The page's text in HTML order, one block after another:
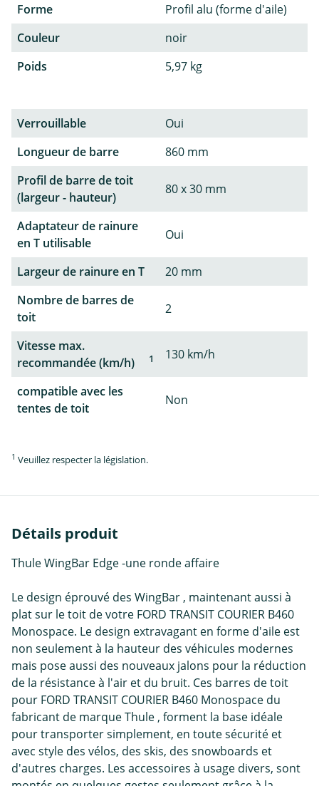
Forme
Profil alu (forme d'aile)
Couleur
noir
Poids
5,97 kg
Verrouillable
Oui
Longueur de barre
860 mm
Profil de barre de toit
(largeur - hauteur)
80 x 30 mm
Adaptateur de rainure
en T utilisable
Oui
Largeur de rainure en T
20 mm
Nombre de barres de
toit
2
Vitesse max.
recommandée (km/h)
1 130 km/h
compatible avec les
tentes de toit
Non
1 Veuillez respecter la législation.
Détails produit
Thule WingBar Edge -une ronde affaire
Le design éprouvé des WingBar , maintenant aussi à
plat sur le toit de votre FORD TRANSIT COURIER B460
Monospace. Le design extravagant en forme d'aile est
non seulement à la hauteur des véhicules modernes
mais pose aussi des nouveaux jalons pour la réduction
de la résistance à l'air et du bruit. Ces barres de toit
pour FORD TRANSIT COURIER B460 Monospace du
fabricant de marque Thule , forment la base idéale
pour transporter simplement, en toute sécurité et
avec style des vélos, des skis, des snowboards et
d'autres charges. Les accessoires à usage divers, sont